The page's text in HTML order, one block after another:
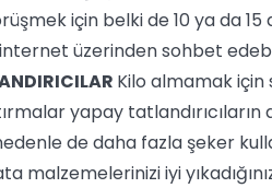
için belki de 10 ya da
üzerinden sohbet
Kilo almamak için
yapay
nedenle de daha fazla şeker
malzemelerinizi iyi